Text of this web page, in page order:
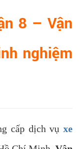
8 – Vận
nghiệm
cấp dịch vụ xe